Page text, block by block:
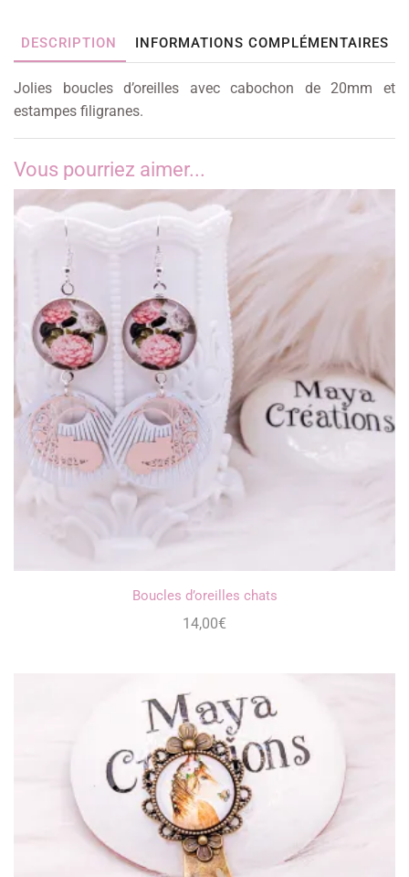
DESCRIPTION INFORMATIONS COMPLÉMENTAIRES
Jolies boucles d’oreilles avec cabochon de 20mm et
estampes filigranes.
Vous pourriez aimer...
Boucles d’oreilles chats
14,00€